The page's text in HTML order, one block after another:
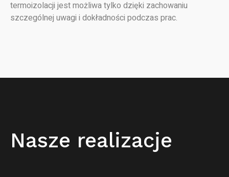
termoizolacji jest możliwa tylko dzięki zachowaniu
szczególnej uwagi i dokładności podczas prac.
Nasze realizacje